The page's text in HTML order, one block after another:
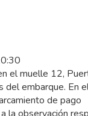
el muelle 12,
del embarque. En
de pago